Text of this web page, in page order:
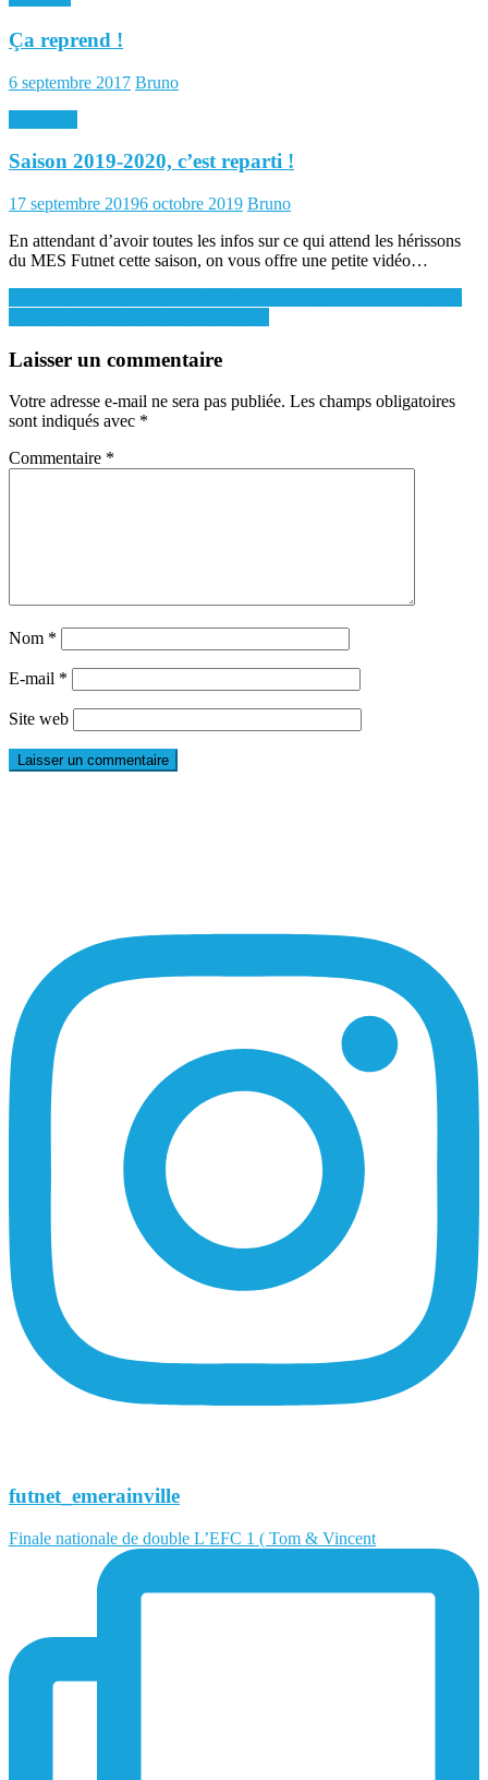
Ça reprend !
Posted
6 septembre 2017 Author
Bruno
Saison 2019-2020, c’est reparti !
Posted
17 septembre 20196 octobre 2019 Author
Bruno
En attendant d’avoir toutes les infos sur ce qui attend les hérissons
du MES Futnet cette saison, on vous offre une petite vidéo…
Navigation
de
l’article
Laisser un commentaire
Votre adresse e-mail ne sera pas publiée. Les champs obligatoires
sont indiqués avec *
Commentaire *
Nom *
E-mail *
Site web
futnet_emerainville
Finale nationale de double L’EFC 1 ( Tom & Vincent